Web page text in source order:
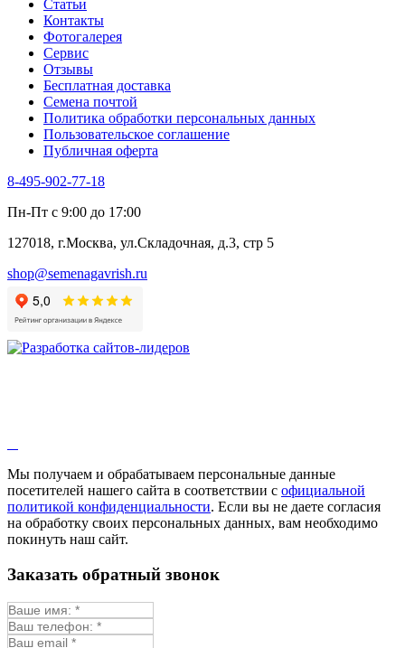
Статьи
Контакты
Фотогалерея​
Сервис
Отзывы
Бесплатная доставка
Семена почтой
Политика обработки персональных данных
Пользовательское соглашение
Публичная оферта
8-495-902-77-18
Пн-Пт с 9:00 до 17:00
127018, г.Москва, ул.Складочная, д.3, стр 5
shop@semenagavrish.ru
Мы получаем и обрабатываем персональные данные
посетителей нашего сайта в соответствии с официальной
политикой конфиденциальности. Если вы не даете согласия
на обработку своих персональных данных, вам необходимо
покинуть наш сайт.
Заказать обратный звонок